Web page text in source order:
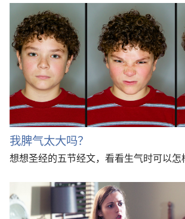
我脾气太大吗？
想想圣经的五节经文，看看生气时可以怎